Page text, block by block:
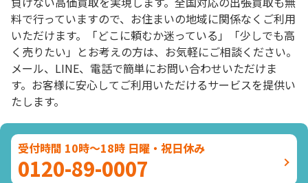
料で行っていますので、お住まいの地域に関係なくご利用
いただけます。「どこに頼むか迷っている」「少しでも高
く売りたい」とお考えの方は、お気軽にご相談ください。
メール、LINE、電話で簡単にお問い合わせいただけま
す。お客様に安心してご利用いただけるサービスを提供い
たします。
受付時間 10時～18時 日曜・祝日休み
0120-89-0007